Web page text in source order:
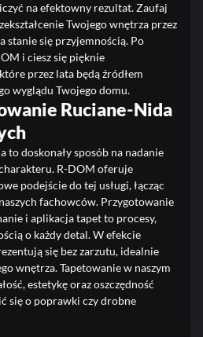
Ruciane-Nida
to doskonały sposób na nadanie
R-DOM oferuje
podejście do tej usługi, łącząc
fachowców. Przygotowanie
i aplikacja tapet to procesy,
o każdy detal. W efekcie
się bez zarzutu, idealnie
wnętrza. Tapetowanie w naszym
estetykę oraz oszczędność
się o poprawki czy drobne
na efektowny rezultat. Zaufaj
Twojego wnętrza przez
stanie się przyjemnością. Po
i ciesz się pięknie
przez lata będą źródłem
wyglądu Twojego domu.